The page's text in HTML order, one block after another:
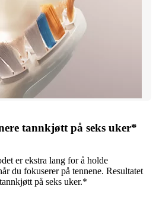
tannkjøtt på seks uker*
er ekstra lang for å holde
du fokuserer på tennene. Resultatet
på seks uker.*